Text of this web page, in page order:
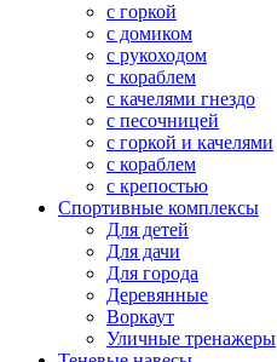
с горкой
с домиком
с рукоходом
с кораблем
с качелями гнездо
с песочницей
с горкой и качелями
с кораблем
с крепостью
Спортивные комплексы
Для детей
Для дачи
Для города
Деревянные
Воркаут
Уличные тренажеры